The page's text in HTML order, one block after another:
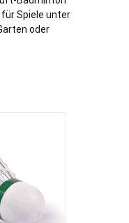
für Spiele unter
oder